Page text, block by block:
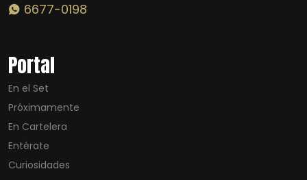
6677-0198
Portal
En el Set
Próximamente
En Cartelera
Entérate
Curiosidades